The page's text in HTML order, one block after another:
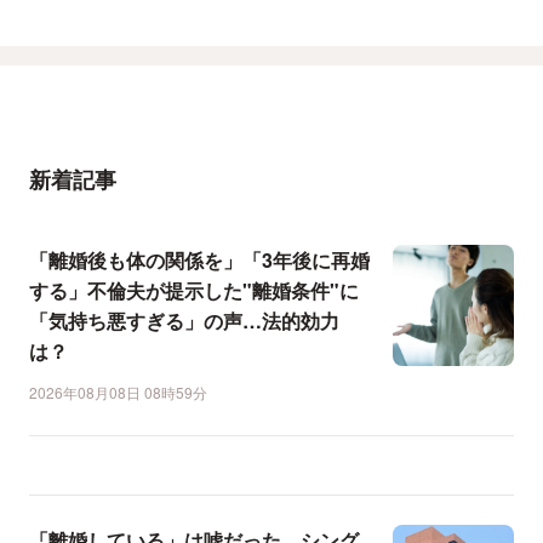
新着記事
「離婚後も体の関係を」「3年後に再婚
する」不倫夫が提示した"離婚条件"に
「気持ち悪すぎる」の声…法的効力
は？
2026年08月08日 08時59分